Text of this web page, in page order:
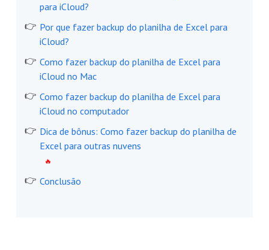
para iCloud?
Por que fazer backup do planilha de Excel para
iCloud?
Como fazer backup do planilha de Excel para
iCloud no Mac
Como fazer backup do planilha de Excel para
iCloud no computador
Dica de bônus: Como fazer backup do planilha de
Excel para outras nuvens
Conclusão